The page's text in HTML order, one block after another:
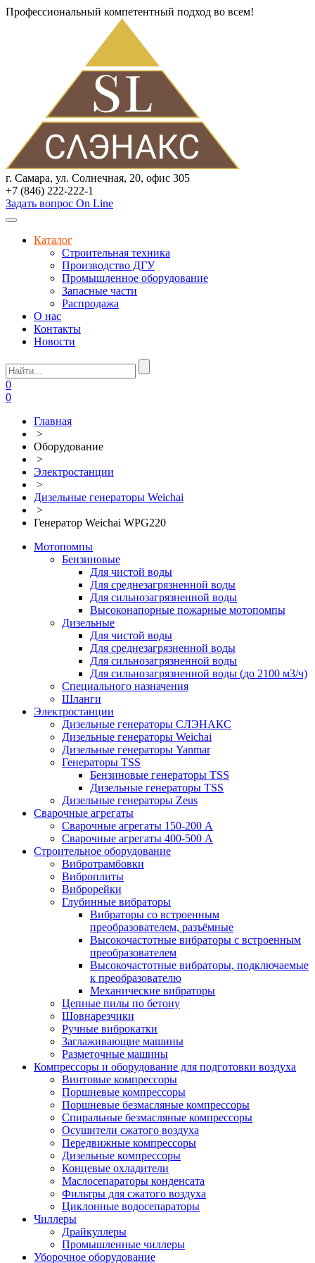
Профессиональный компетентный подход во всем!
г. Самара, ул. Солнечная, 20, офис 305
+7 (846) 222-222-1
Задать вопрос On Line
Каталог
Строительная техника
Производство ДГУ
Промышленное оборудование
Запасные части
Распродажа
О нас
Контакты
Новости
0
0
Главная
>
Оборудование
>
Электростанции
>
Дизельные генераторы Weichai
>
Генератор Weichai WPG220
Мотопомпы
Бензиновые
Для чистой воды
Для среднезагрязненной воды
Для сильнозагрязненной воды
Высоконапорные пожарные мотопомпы
Дизельные
Для чистой воды
Для среднезагрязненной воды
Для сильнозагрязненной воды
Для сильнозагрязненной воды (до 2100 м3/ч)
Специального назначения
Шланги
Электростанции
Дизельные генераторы СЛЭНАКС
Дизельные генераторы Weichai
Дизельные генераторы Yanmar
Генераторы TSS
Бензиновые генераторы TSS
Дизельные генераторы TSS
Дизельные генераторы Zeus
Сварочные агрегаты
Сварочные агрегаты 150-200 А
Сварочные агрегаты 400-500 А
Строительное оборудование
Вибротрамбовки
Виброплиты
Виброрейки
Глубинные вибраторы
Вибраторы со встроенным
преобразователем, разъёмные
Высокочастотные вибраторы с встроенным
преобразователем
Высокочастотные вибраторы, подключаемые
к преобразователю
Механические вибраторы
Цепные пилы по бетону
Шовнарезчики
Ручные виброкатки
Заглаживающие машины
Разметочные машины
Компрессоры и оборудование для подготовки воздуха
Винтовые компрессоры
Поршневые компрессоры
Поршневые безмасляные компрессоры
Спиральные безмасляные компрессоры
Осушители сжатого воздуха
Передвижные компрессоры
Дизельные компрессоры
Концевые охладители
Маслосепараторы конденсата
Фильтры для сжатого воздуха
Циклонные водосепараторы
Чиллеры
Драйкуллеры
Промышленные чиллеры
Уборочное оборудование